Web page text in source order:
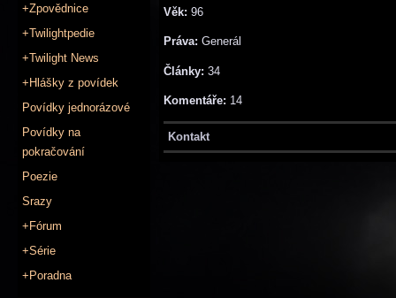
+Zpovědnice
+Twilightpedie
+Twilight News
+Hlášky z povídek
Povídky jednorázové
Povídky na
pokračování
Poezie
Srazy
+Fórum
+Série
+Poradna
Věk: 96
Práva: Generál
Články: 34
Komentáře: 14
Kontakt